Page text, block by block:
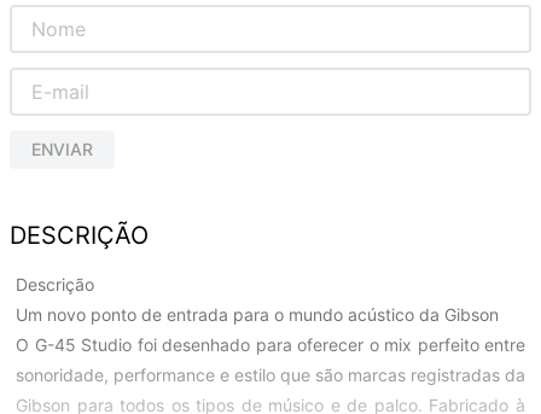
ENVIAR
DESCRIÇÃO
Descrição
Um novo ponto de entrada para o mundo acústico da Gibson
O G-45 Studio foi desenhado para oferecer o mix perfeito entre
sonoridade, performance e estilo que são marcas registradas da
Gibson para todos os tipos de músico e de palco. Fabricado à